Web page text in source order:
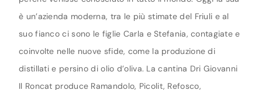
è un’azienda moderna, tra le più stimate del Friuli e al
suo fianco ci sono le figlie Carla e Stefania, contagiate e
coinvolte nelle nuove sfide, come la produzione di
distillati e persino di olio d’oliva. La cantina Dri Giovanni
Il Roncat produce Ramandolo, Picolit, Refosco,